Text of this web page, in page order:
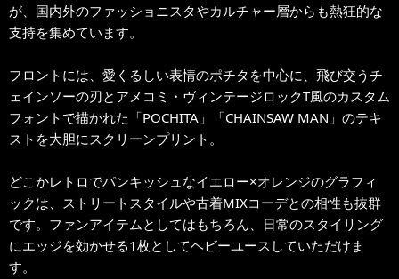
が、国内外のファッショニスタやカルチャー層からも熱狂的な
支持を集めています。
フロントには、愛くるしい表情のポチタを中心に、飛び交うチ
ェインソーの刃とアメコミ・ヴィンテージロックT風のカスタム
フォントで描かれた「POCHITA」「CHAINSAW MAN」のテキ
ストを大胆にスクリーンプリント。
どこかレトロでパンキッシュなイエロー×オレンジのグラフィ
ックは、ストリートスタイルや古着MIXコーデとの相性も抜群
です。ファンアイテムとしてはもちろん、日常のスタイリング
にエッジを効かせる1枚としてヘビーユースしていただけま
す。